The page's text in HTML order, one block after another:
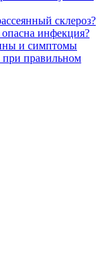
склероз?
инфекция?
и симптомы
при правильном